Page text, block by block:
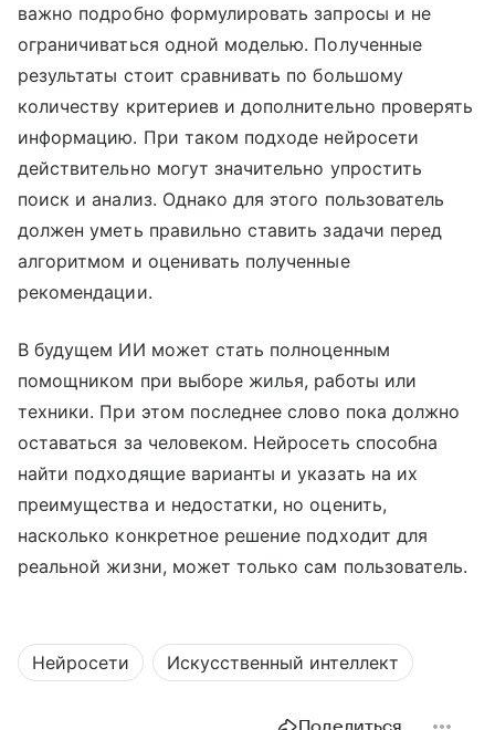
важно подробно формулировать запросы и не
ограничиваться одной моделью. Полученные
результаты стоит сравнивать по большому
количеству критериев и дополнительно проверять
информацию. При таком подходе нейросети
действительно могут значительно упростить
поиск и анализ. Однако для этого пользователь
должен уметь правильно ставить задачи перед
алгоритмом и оценивать полученные
рекомендации.
В будущем ИИ может стать полноценным
помощником при выборе жилья, работы или
техники. При этом последнее слово пока должно
оставаться за человеком. Нейросеть способна
найти подходящие варианты и указать на их
преимущества и недостатки, но оценить,
насколько конкретное решение подходит для
реальной жизни, может только сам пользователь.
Нейросети Искусственный интеллект